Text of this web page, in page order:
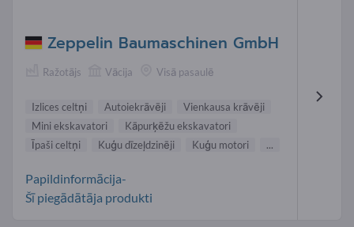
Zeppelin Baumaschinen GmbH
Ražotājs Vācija Visā pasaulē
Izlices celtņi Autoiekrāvēji
Vienkausa krāvēji
Mini ekskavatori
Kāpurķēžu ekskavatori
Īpaši celtņi
Kuģu dīzeļdzinēji Kuģu motori ...
Papildinformācija-
Šī piegādātāja produkti